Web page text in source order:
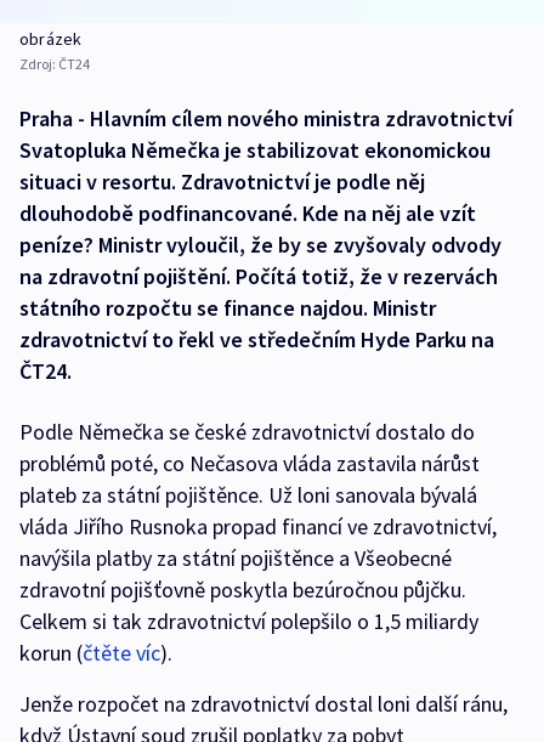
obrázek
Zdroj: ČT24
Praha - Hlavním cílem nového ministra zdravotnictví
Svatopluka Němečka je stabilizovat ekonomickou
situaci v resortu. Zdravotnictví je podle něj
dlouhodobě podfinancované. Kde na něj ale vzít
peníze? Ministr vyloučil, že by se zvyšovaly odvody
na zdravotní pojištění. Počítá totiž, že v rezervách
státního rozpočtu se finance najdou. Ministr
zdravotnictví to řekl ve středečním Hyde Parku na
ČT24.
Podle Němečka se české zdravotnictví dostalo do
problémů poté, co Nečasova vláda zastavila nárůst
plateb za státní pojištěnce. Už loni sanovala bývalá
vláda Jiřího Rusnoka propad financí ve zdravotnictví,
navýšila platby za státní pojištěnce a Všeobecné
zdravotní pojišťovně poskytla bezúročnou půjčku.
Celkem si tak zdravotnictví polepšilo o 1,5 miliardy
korun (čtěte víc).
Jenže rozpočet na zdravotnictví dostal loni další ránu,
když Ústavní soud zrušil poplatky za pobyt